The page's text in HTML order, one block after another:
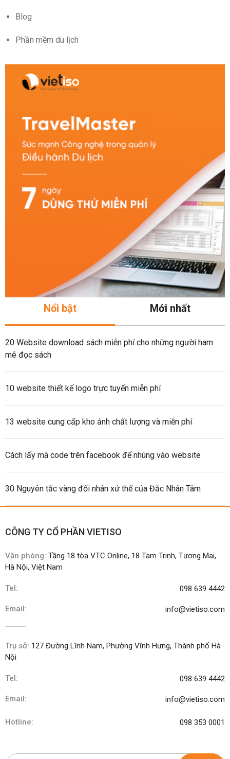
Blog
Phần mềm du lịch
Nổi bật Mới nhất
20 Website download sách miễn phí cho những người ham
mê đọc sách
10 website thiết kế logo trực tuyến miễn phí
13 website cung cấp kho ảnh chất lượng và miễn phí
Cách lấy mã code trên facebook để nhúng vào website
30 Nguyên tắc vàng đối nhân xử thế của Đắc Nhân Tâm
CÔNG TY CỔ PHẦN VIETISO
Văn phòng: Tầng 18 tòa VTC Online, 18 Tam Trinh, Tương Mai,
Hà Nội, Việt Nam
Tel: 098 639 4442
Email: info@vietiso.com
Trụ sở: 127 Đường Lĩnh Nam, Phường Vĩnh Hưng, Thành phố Hà
Nội
Tel: 098 639 4442
Email: info@vietiso.com
Hotline: 098 353 0001